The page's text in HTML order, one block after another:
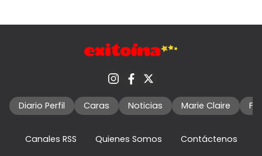
Diario Perfil Caras Noticias Marie Claire
Canales RSS Quienes Somos
Contáctenos